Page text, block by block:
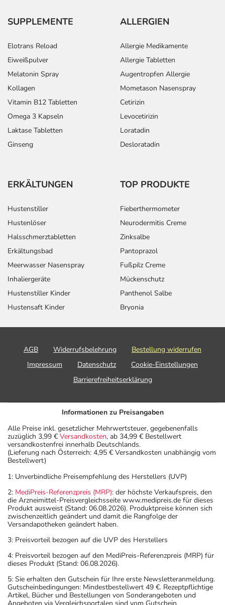
SUPPLEMENTE
Elotrans Reload
Eiweißpulver
Melatonin Spray
Kollagen
Vitamin B12 Tabletten
Omega 3 Kapseln
Laktase Tabletten
Ginseng
ALLERGIEN
Allergie Medikamente
Allergie Tabletten
Augentropfen Allergie
Mometason Nasenspray
Cetirizin
Levocetirizin
Loratadin
Desloratadin
ERKÄLTUNGEN
Hustenstiller
Hustenlöser
Halsschmerztabletten
Erkältungsbad
Meerwasser Nasenspray
Inhaliergeräte
Hustenstiller Kinder
Hustensaft Kinder
TOP PRODUKTE
Fieberthermometer
Neurodermitis Creme
Zinksalbe
Pantoprazol
Fußpilz Creme
Mückenschutz
Panthenol Salbe
Bryonia
AGB Widerrufsbelehrung
Bestellung widerrufen
Impressum
Datenschutz
Cookie-Einstellungen
Barrierefreiheitserklärung
Informationen zu Preisangaben
Alle Preise inkl. gesetzlicher Mehrwertsteuer, gegebenenfalls
zuzüglich 3,99 € Versandkosten, ab 34,99 € Bestellwert
versandkostenfrei innerhalb Deutschlands.
(Lieferung nach Österreich: 4,95 € Versandkosten unabhängig vom
Bestellwert)
1: Unverbindliche Preisempfehlung des Herstellers (UVP)
2: MediPreis-Referenzpreis (MRP): der höchste Verkaufspreis, den
die Arzneimittel-Preisvergleichsseite www.medipreis.de für dieses
Produkt ausweist (Stand: 06.08.2026). Produktpreise können sich
zwischenzeitlich geändert und damit die Rangfolge der
Versandapotheken geändert haben.
3: Preisvorteil bezogen auf die UVP des Herstellers
4: Preisvorteil bezogen auf den MediPreis-Referenzpreis (MRP) für
dieses Produkt (Stand: 06.08.2026).
5: Sie erhalten den Gutschein für Ihre erste Newsletteranmeldung.
Gutscheinbedingungen: Mindestbestellwert 49 €. Rezeptpflichtige
Artikel, Bücher und Bestellungen von Sonderangeboten und